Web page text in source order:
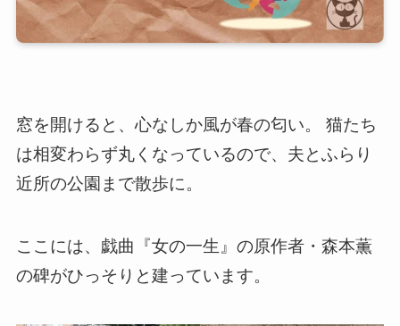
窓を開けると、心なしか風が春の匂い。 猫たち
は相変わらず丸くなっているので、夫とふらり
近所の公園まで散歩に。
ここには、戯曲『女の一生』の原作者・森本薫
の碑がひっそりと建っています。